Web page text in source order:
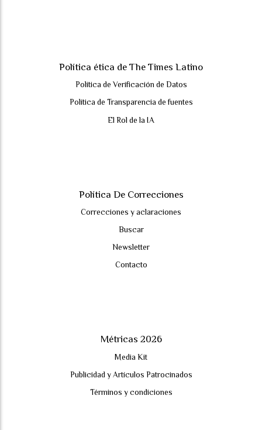
Política ética de The Times Latino
Política de Verificación de Datos
Política de Transparencia de fuentes
El Rol de la IA
Política De Correcciones
Correcciones y aclaraciones
Buscar
Newsletter
Contacto
Métricas 2026
Media Kit
Publicidad y Artículos Patrocinados
Términos y condiciones